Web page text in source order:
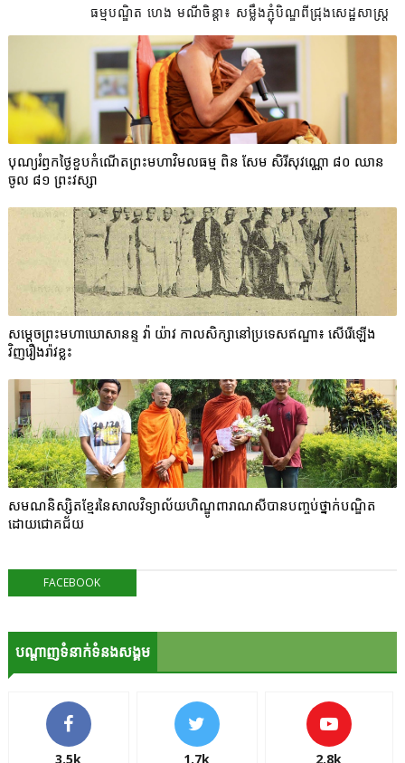
ធម្មបណ្ឌិត ហេង មណីចិន្តា៖ សម្លឹងភ្ជុំបិណ្ឌពីជ្រុងសេដ្ឋសាស្ត្រ
បុណ្យរំឭកថ្ងៃខួបកំណើតព្រះមហាវិមលធម្ម ពិន សែម សិរីសុវណ្ណោ​ ៨០ ឈាន
ចូល ៨១ ព្រះវស្សា
សម្ដេចព្រះមហាឃោសានន្ទ វ៉ា យ៉ាវ កាលសិក្សានៅប្រទេសឥណ្ឌា៖ សើរើឡើង
វិញរឿងរ៉ាវខ្លះ
សមណនិស្សិតខ្មែរនៃសាលវិទ្យាល័យហិណ្ឌូពារាណសីបានបញ្ចប់ថ្នាក់បណ្ឌិត
ដោយជោគជ័យ
FACEBOOK
បណ្ដាញទំនាក់ទំនងសង្គម
3.5k 1.7k 2.8k